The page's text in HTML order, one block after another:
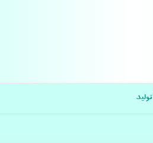
تولید